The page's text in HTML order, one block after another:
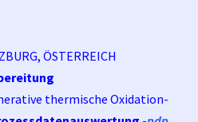
ÖSTERREICH
thermische Oxidation-